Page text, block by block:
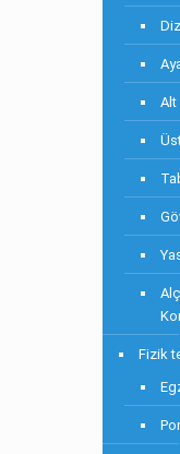
Alt
Fizik